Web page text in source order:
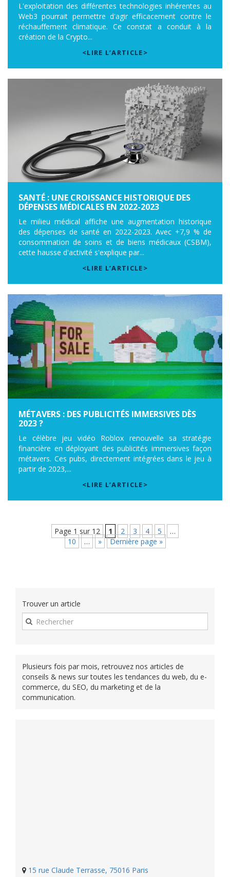
L'exploitation des différentes technologies inhérentes au
Web3 pourrait permettre d'agir efficacement contre le
réchauffement climatique. Ce constat a conduit à la
création de la Crypto...
<LIRE L’ARTICLE>
SANTÉ : UNE CROISSANCE HISTORIQUE DES
DÉPENSES MÉDICALES EN 2022-2023
Le milieu médical affiche une augmentation historique
des dépenses de santé en 2022-2023. Avec +7,9 % de
consommation de soins et de biens médicaux (CSBM),
cette hausse d'activité s'explique par...
<LIRE L’ARTICLE>
MÉTAVERS : DES PUBLICITÉS IMMERSIVES DÈS
2023 ?
Le célèbre jeu vidéo Roblox renouvelle sa stratégie
financière en déployant des publicités immersives façon
métavers. Ces pubs, directement intégrées dans le jeu à
partir de 2023,...
<LIRE L’ARTICLE>
Page 1 sur 12 1 2 3 4 5
…
10
… » Dernière page »
Trouver un article
Plusieurs fois par mois, retrouvez nos articles de
conseils & news sur toutes les tendances du web, du e-
commerce, du SEO, du marketing et de la
communication.
15 rue Claude Terrasse, 75016 Paris